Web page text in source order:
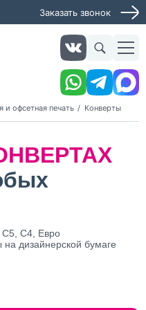
Заказать звонок
и офсетная печать Конверты
С5, С4, Евро
дизайнерской бумаге
с вами в ближайшее
согласие с политикой
на получение